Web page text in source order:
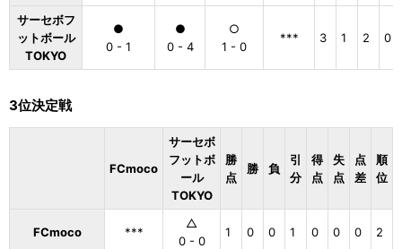
サーセボフ
ットボール
TOKYO
●
0 - 1
●
0 - 4
○
1 - 0
*** 3 1 2 0
3位決定戦
FCmoco
サーセボ
フットボ
ール
TOKYO
勝
点
勝 負
引
分
得
点
失
点
点
差
順
位
FCmoco ***
△
0 - 0
1 0 0 1 0 0 0 2